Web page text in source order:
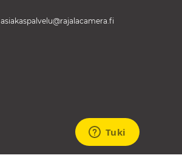
asiakaspalvelu@rajalacamera.fi